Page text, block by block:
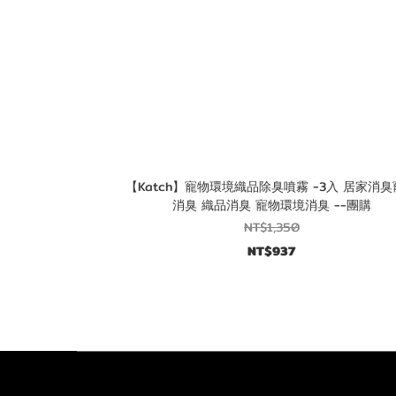
【Katch】寵物環境織品除臭噴霧 -3入 居家消
消臭 織品消臭 寵物環境消臭 --團購
NT$1,350
NT$937